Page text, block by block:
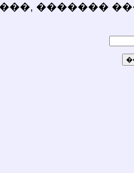
�������